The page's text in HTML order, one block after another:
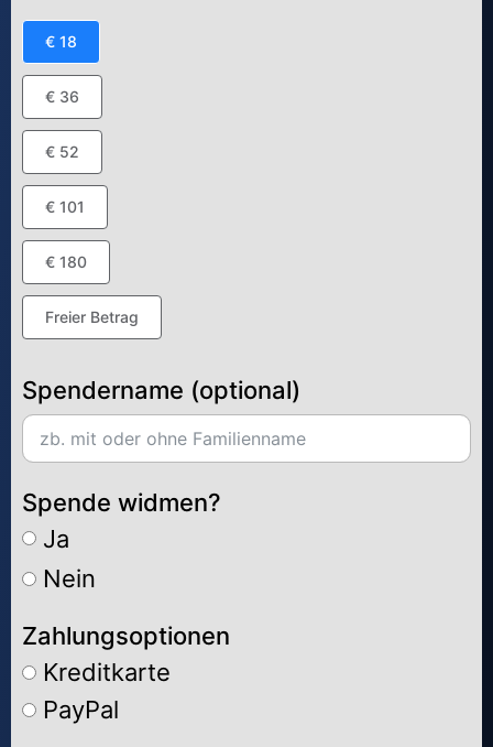
€ 18
€ 36
€ 52
€ 101
€ 180
Freier Betrag
Spendername (optional)
Spende widmen?
Ja
Nein
Zahlungsoptionen
Kreditkarte
PayPal